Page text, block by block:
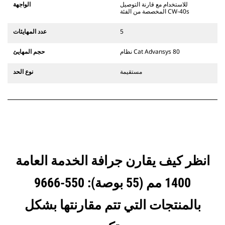
الثابتة. تتميز قارنات التوصيل المخصصة
الواجهة
للاستخدام مع قارنة التوصيل
المخصصة من الفئة CW-40s
عدد المهايئات 5
حجم المهايئ نظام Cat Advansys 80
نوع الحد مستقيمة
انظر كيف يقارن جرافة الخدمة العامة
1400 مم (55 بوصة): 550-9666
بالمنتجات التي تتم مقارنتها بشكل